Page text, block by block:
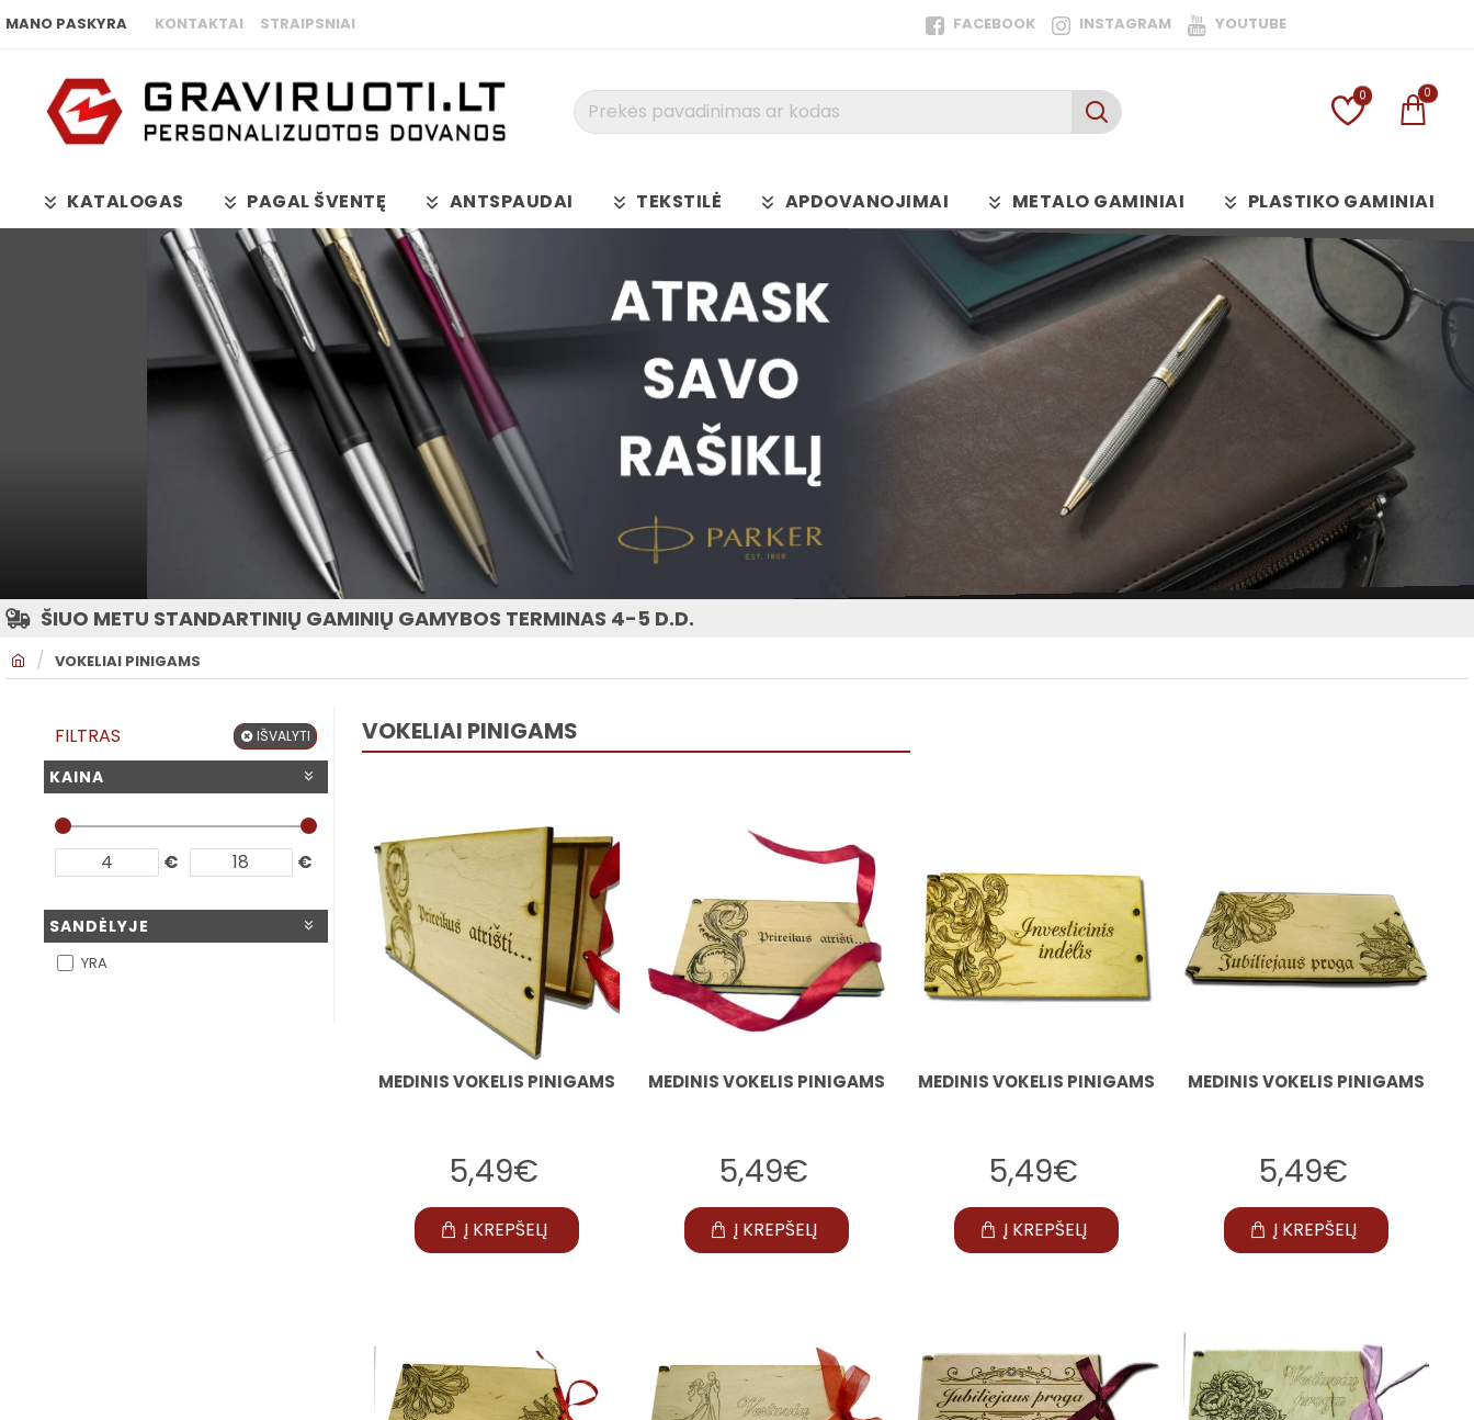
MANO PASKYRA KONTAKTAI STRAIPSNIAI FACEBOOK INSTAGRAM YOUTUBE
Prekės
kodas
0 0
KATALOGAS PAGAL ŠVENTĘ ANTSPAUDAI TEKSTILĖ APDOVANOJIMAI METALO GAMINIAI PLASTIKO GAMINIAI
O
VOKELIAI PINIGAMS
ŠIUO METU STANDARTINIŲ GAMINIŲ GAMYBOS TERMINAS 4-5 D.D.
FILTRAS IŠVALYTI
KAINA
€ €
SANDĖLYJE
YRA
VOKELIAI PINIGAMS
MEDINIS VOKELIS PINIGAMS
5,49€
Į KREPŠELĮ
MEDINIS VOKELIS PINIGAMS
5,49€
Į KREPŠELĮ
MEDINIS VOKELIS PINIGAMS
5,49€
Į KREPŠELĮ
MEDINIS VOKELIS PINIGAMS
5,49€
Į KREPŠELĮ